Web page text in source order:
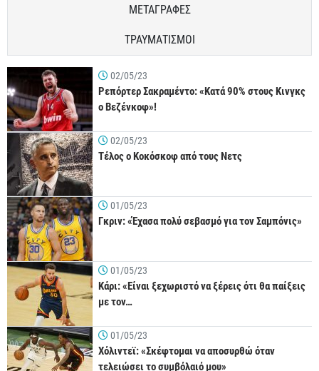
ΜΕΤΑΓΡΑΦΕΣ
ΤΡΑΥΜΑΤΙΣΜΟΙ
02/05/23
Ρεπόρτερ Σακραμέντο: «Κατά 90% στους Κινγκς
ο Βεζένκοφ»!
02/05/23
Τέλος ο Κοκόσκοφ από τους Νετς
01/05/23
Γκριν: «Έχασα πολύ σεβασμό για τον Σαμπόνις»
01/05/23
Κάρι: «Είναι ξεχωριστό να ξέρεις ότι θα παίξεις
με τον…
01/05/23
Χόλιντεϊ: «Σκέφτομαι να αποσυρθώ όταν
τελειώσει το συμβόλαιό μου»